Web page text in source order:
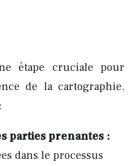
étape cruciale pour
de la cartographie.
parties prenantes :
dans le processus